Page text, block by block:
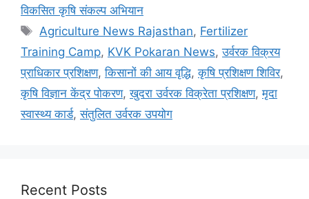
विकसित कृषि संकल्प अभियान
Agriculture News Rajasthan, Fertilizer
Training Camp, KVK Pokaran News,उर्वरक विक्रय
प्राधिकार प्रशिक्षण,किसानों की आय वृद्धि,कृषि प्रशिक्षण शिविर,
कृषि विज्ञान केंद्र पोकरण,खुदरा उर्वरक विक्रेता प्रशिक्षण,मृदा
स्वास्थ्य कार्ड,संतुलित उर्वरक उपयोग
Recent Posts